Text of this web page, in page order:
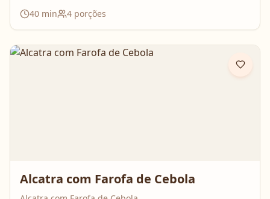
40 min 4 porções
Alcatra com Farofa de Cebola